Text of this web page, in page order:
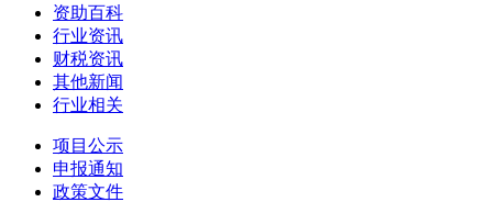
资助百科
行业资讯
财税资讯
其他新闻
行业相关
项目公示
申报通知
政策文件